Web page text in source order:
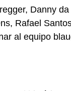
Danny
Rafael
al equipo